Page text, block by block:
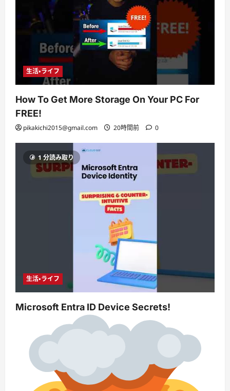
生活・ライフ
How To Get More Storage On Your PC For
FREE!
pikakichi2015@gmail.com 20時間前 0
1 分読み取り
生活・ライフ
Microsoft Entra ID Device Secrets!